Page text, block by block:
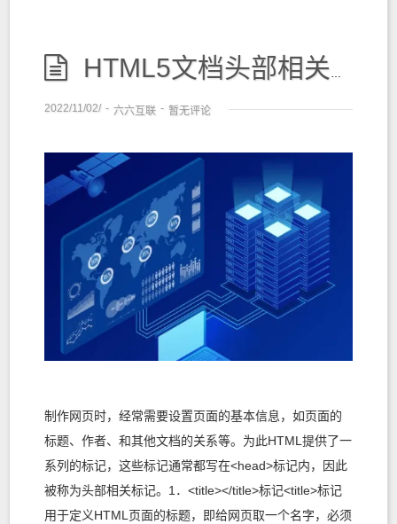
HTML5文档头部相关标记
2022/11/02/ - 六六互联 - 暂无评论
制作网页时，经常需要设置页面的基本信息，如页面的
标题、作者、和其他文档的关系等。为此HTML提供了一
系列的标记，这些标记通常都写在<head>标记内，因此
被称为头部相关标记。1．<title></title>标记<title>标记
用于定义HTML页面的标题，即给网页取一个名字，必须